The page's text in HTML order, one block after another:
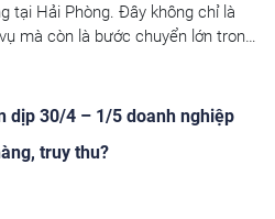
tại Hải Phòng. Đây không chỉ là
mà còn là bước chuyển lớn trong
mới sẽ không còn dựa vào kinh
hệ cửa khẩu”, mà chuyển sang
trị dữ liệu.
dịp 30/4 – 1/5 doanh nghiệp
truy thu?